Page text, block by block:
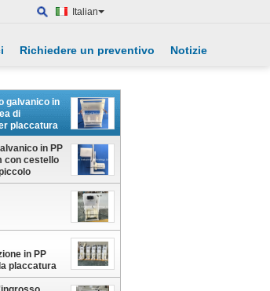
Italian
Richiedere un preventivo Notizie
galvanico in
di
placcatura
a barile
in PP
con cestello
in PP
placcatura
cromo